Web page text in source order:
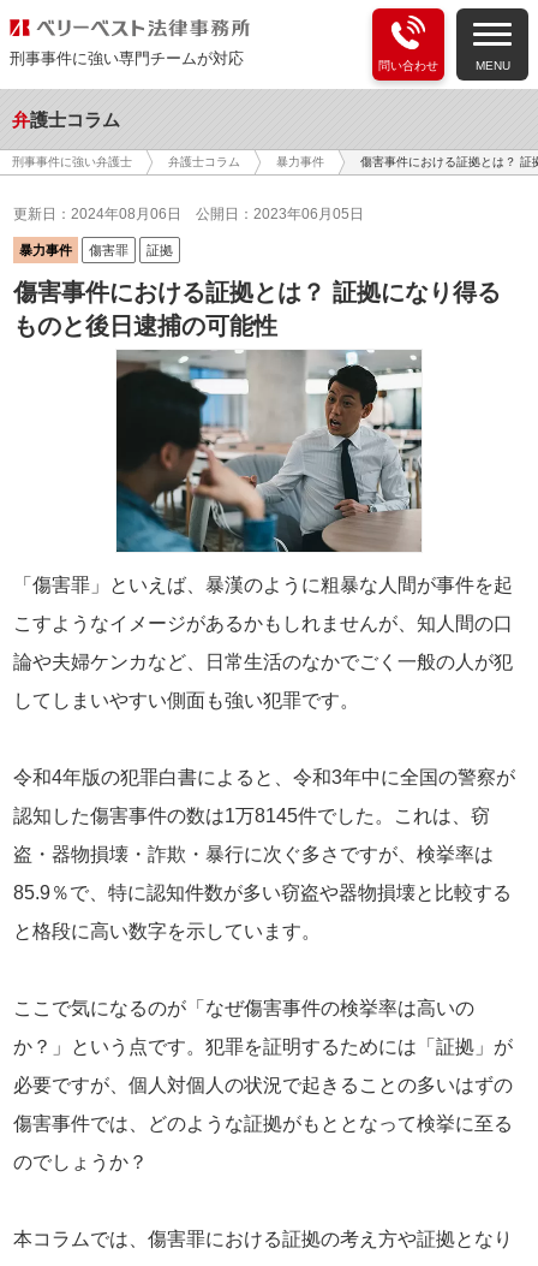
刑事事件に強い専門チームが対応 問い合わせ MENU
弁護士コラム
刑事事件に強い弁護士 弁護士コラム 暴力事件 傷害事件における証拠とは？ 証
更新日：2024年08月06日 公開日：2023年06月05日
暴力事件 傷害罪 証拠
傷害事件における証拠とは？ 証拠になり得る
ものと後日逮捕の可能性
「傷害罪」といえば、暴漢のように粗暴な人間が事件を起
こすようなイメージがあるかもしれませんが、知人間の口
論や夫婦ケンカなど、日常生活のなかでごく一般の人が犯
してしまいやすい側面も強い犯罪です。
令和4年版の犯罪白書によると、令和3年中に全国の警察が
認知した傷害事件の数は1万8145件でした。これは、窃
盗・器物損壊・詐欺・暴行に次ぐ多さですが、検挙率は
85.9％で、特に認知件数が多い窃盗や器物損壊と比較する
と格段に高い数字を示しています。
ここで気になるのが「なぜ傷害事件の検挙率は高いの
か？」という点です。犯罪を証明するためには「証拠」が
必要ですが、個人対個人の状況で起きることの多いはずの
傷害事件では、どのような証拠がもととなって検挙に至る
のでしょうか？
本コラムでは、傷害罪における証拠の考え方や証拠となり